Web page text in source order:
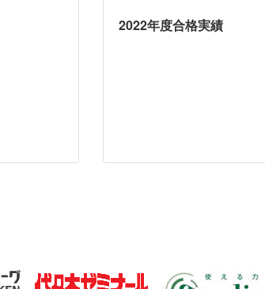
2022年度合格実績